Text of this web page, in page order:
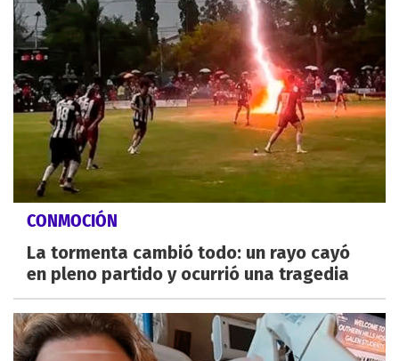
CONMOCIÓN
La tormenta cambió todo: un rayo cayó
en pleno partido y ocurrió una tragedia